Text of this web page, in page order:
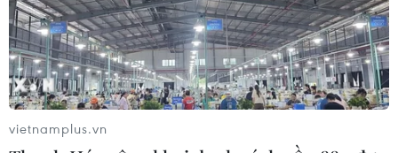
vietnamplus.vn